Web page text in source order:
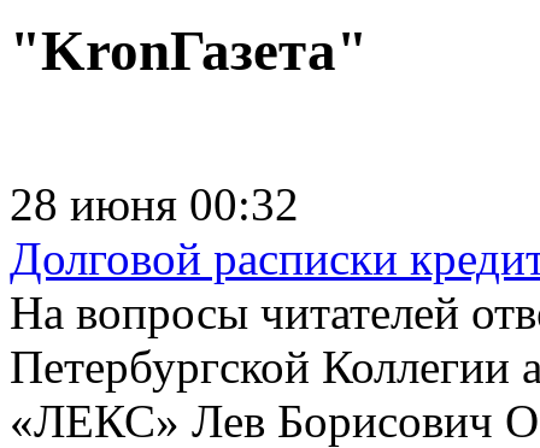
"KronГазета"
28 июня 00:32
Долговой расписки
На вопросы читателей
Петербургской
«ЛЕКС» Лев Борисович